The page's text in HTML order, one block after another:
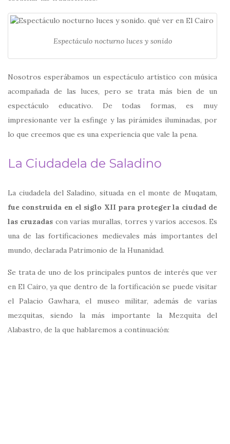
Espectáculo nocturno luces y sonido
Nosotros esperábamos un espectáculo artístico con música
acompañada de las luces, pero se trata más bien de un
espectáculo educativo. De todas formas, es muy
impresionante ver la esfinge y las pirámides iluminadas, por
lo que creemos que es una experiencia que vale la pena.
La Ciudadela de Saladino
La ciudadela del Saladino, situada en el monte de Muqatam,
fue construida en el siglo XII para proteger la ciudad de
las cruzadas con varias murallas, torres y varios accesos. Es
una de las fortificaciones medievales más importantes del
mundo, declarada Patrimonio de la Hunanidad.
Se trata de uno de los principales puntos de interés que ver
en El Cairo, ya que dentro de la fortificación se puede visitar
el Palacio Gawhara, el museo militar, además de varias
mezquitas, siendo la más importante la Mezquita del
Alabastro, de la que hablaremos a continuación: